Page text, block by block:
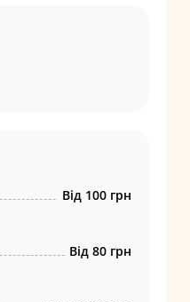
Від 100 грн
Від 80 грн